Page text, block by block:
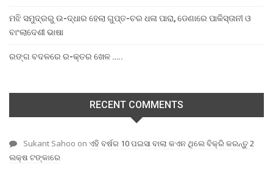
ମଝି ସମୁଦ୍ରରୁ ଉ-ଦ୍ଧାର ହେଲା ଗୁପ୍ତ-ଚର ଧଳା ପାରା, ଡେଣାରେ ପାକିସ୍ତାନୀ ଓ
ବାଂଲାଦେଶୀ ଭାଷା
ରଙ୍ଗ ବଦଳରେ ର-କ୍ତର ଖେଳ …..
RECENT COMMENTS
Sukant Sahoo on ଏହି ବର୍ଷର 10 ପଇସା ବାଲା କଏନ ଥିଲେ ବିକ୍ରି କରନ୍ତୁ 2
ଲକ୍ଷ ଟଙ୍କାରେ